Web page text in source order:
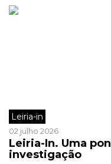
Leiria-in
02 julho 2026
Leiria-In. Uma
investigação